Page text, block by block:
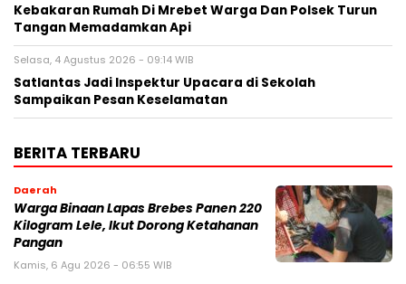
Kebakaran Rumah Di Mrebet Warga Dan Polsek Turun
Tangan Memadamkan Api
Selasa, 4 Agustus 2026 - 09:14 WIB
Satlantas Jadi Inspektur Upacara di Sekolah
Sampaikan Pesan Keselamatan
BERITA TERBARU
Daerah
Warga Binaan Lapas Brebes Panen 220
Kilogram Lele, Ikut Dorong Ketahanan
Pangan
Kamis, 6 Agu 2026 - 06:55 WIB